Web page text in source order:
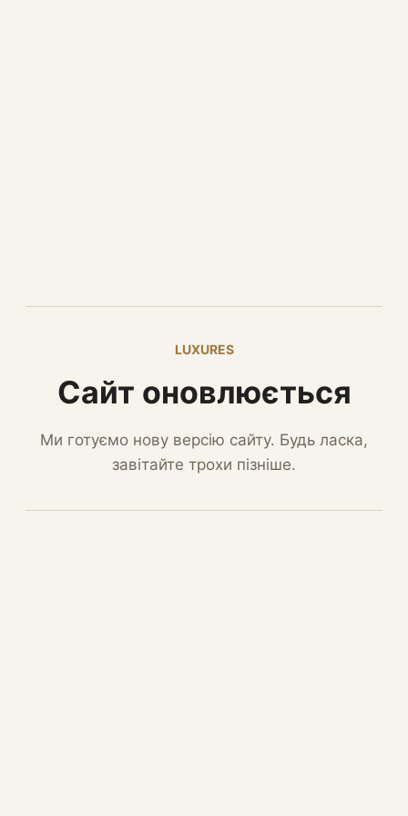
LUXURES
Сайт оновлюється
Ми готуємо нову версію сайту. Будь ласка,
завітайте трохи пізніше.